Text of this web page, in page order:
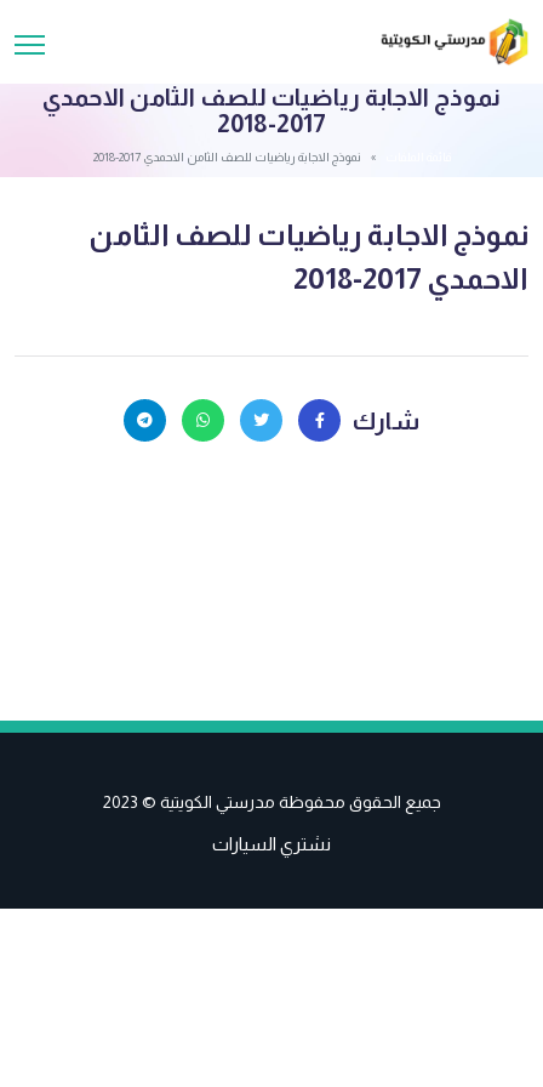
نموذج الاجابة رياضيات للصف الثامن الاحمدي
2017-2018
نموذج الاجابة رياضيات للصف الثامن الاحمدي 2017-2018
نموذج الاجابة رياضيات للصف الثامن
الاحمدي 2017-2018
شارك
جميع الحقوق محفوظة مدرستي الكويتية © 2023
نشتري السيارات